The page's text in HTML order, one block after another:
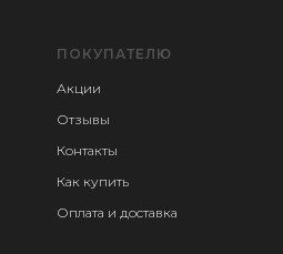
ПОКУПАТЕЛЮ
Акции
Отзывы
Контакты
Как купить
Оплата и доставка